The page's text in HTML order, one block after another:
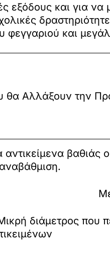
εξόδους και για να
φεγγαριού και
θα Αλλάξουν την
βαθιάς
διάμετρος που